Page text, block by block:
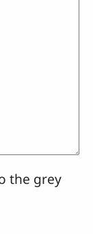
the grey